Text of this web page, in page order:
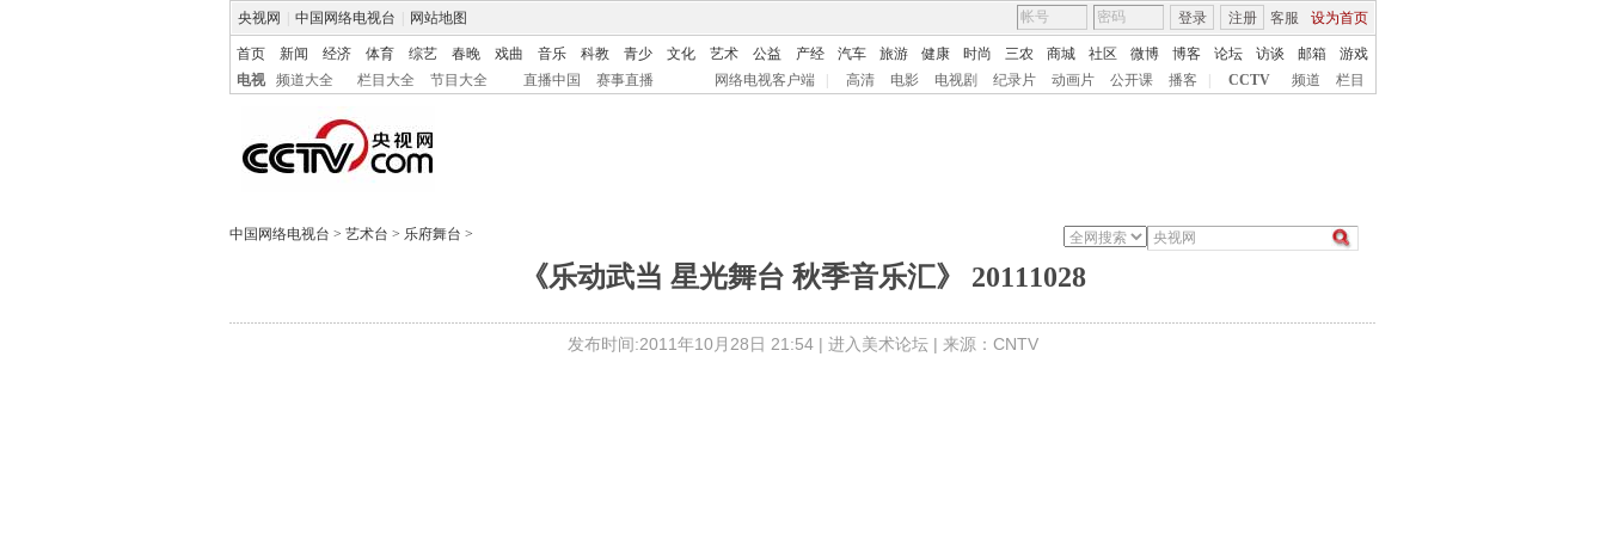
央视网 中国网络电视台 网站地图 客服 设为首页
登录 注册
首页 新闻 经济 体育 综艺 春晚 戏曲 音乐 科教 青少 文化 艺术 公益 产经 汽车 旅游 健康 时尚 三农 商城 社区 微博 博客 论坛 访谈 邮箱
游戏
电视
频道大全 栏目大全 节目大全 直播中国 赛事直播 网络电视客户端 高清 电影 电视剧 纪录片 动画片 公开课 播客 CCTV 频道 栏目
中国网络电视台 > 艺术台 > 乐府舞台 >
《乐动武当 星光舞台 秋季音乐汇》 20111028
发布时间:2011年10月28日 21:54 | 进入美术论坛 | 来源：CNTV